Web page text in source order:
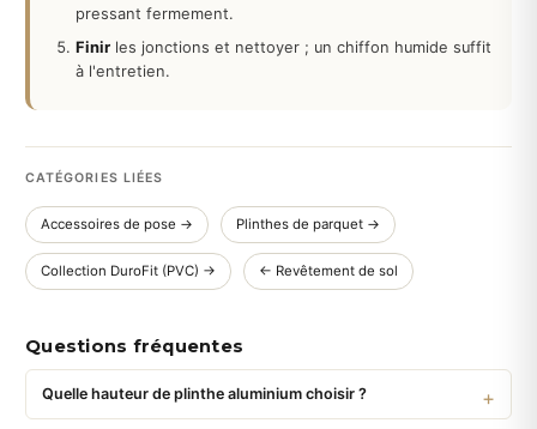
pressant fermement.
Finir les jonctions et nettoyer ; un chiffon humide suffit
à l'entretien.
CATÉGORIES LIÉES
Accessoires de pose → Plinthes de parquet →
Collection DuroFit (PVC) → ← Revêtement de sol
Questions fréquentes
Quelle hauteur de plinthe aluminium choisir ?